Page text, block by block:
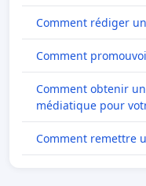
Comment rédiger
Comment
Comment obtenir
médiatique pour
Comment remettre